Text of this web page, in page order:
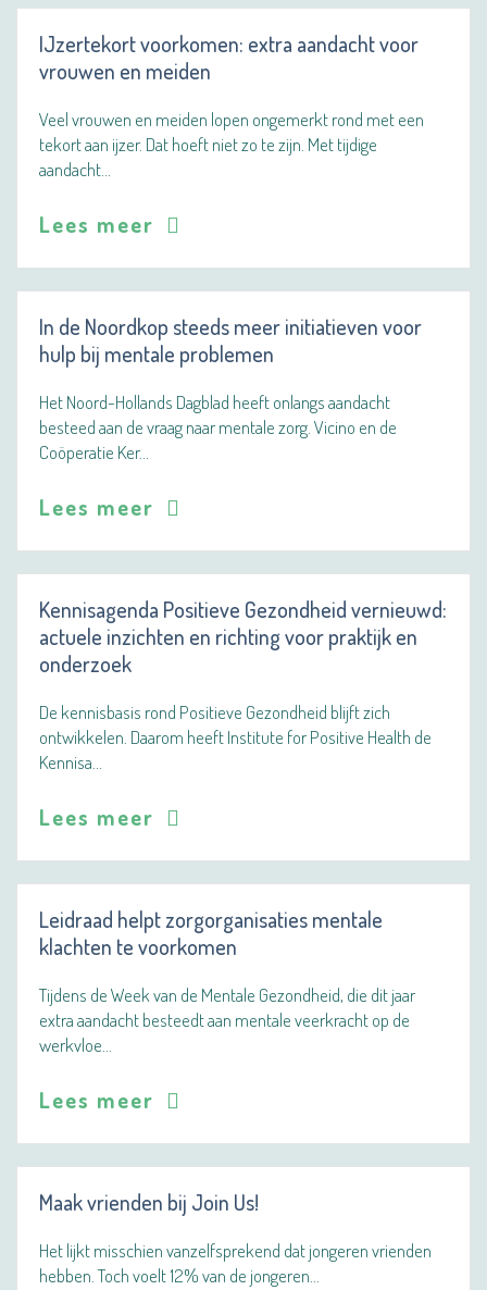
IJzertekort voorkomen: extra aandacht voor
vrouwen en meiden
Veel vrouwen en meiden lopen ongemerkt rond met een
tekort aan ijzer. Dat hoeft niet zo te zijn. Met tijdige
aandacht…
Lees meer
In de Noordkop steeds meer initiatieven voor
hulp bij mentale problemen
Het Noord-Hollands Dagblad heeft onlangs aandacht
besteed aan de vraag naar mentale zorg. Vicino en de
Coöperatie Ker…
Lees meer
Kennisagenda Positieve Gezondheid vernieuwd:
actuele inzichten en richting voor praktijk en
onderzoek
De kennisbasis rond Positieve Gezondheid blijft zich
ontwikkelen. Daarom heeft Institute for Positive Health de
Kennisa…
Lees meer
Leidraad helpt zorgorganisaties mentale
klachten te voorkomen
Tijdens de Week van de Mentale Gezondheid, die dit jaar
extra aandacht besteedt aan mentale veerkracht op de
werkvloe…
Lees meer
Maak vrienden bij Join Us!
Het lijkt misschien vanzelfsprekend dat jongeren vrienden
hebben. Toch voelt 12% van de jongeren…